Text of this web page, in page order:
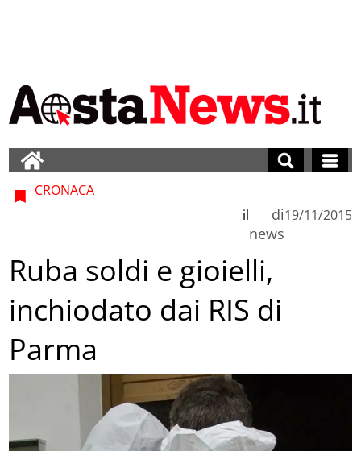
CRONACA
di
news
il 19/11/2015
Ruba soldi e gioielli,
inchiodato dai RIS di
Parma